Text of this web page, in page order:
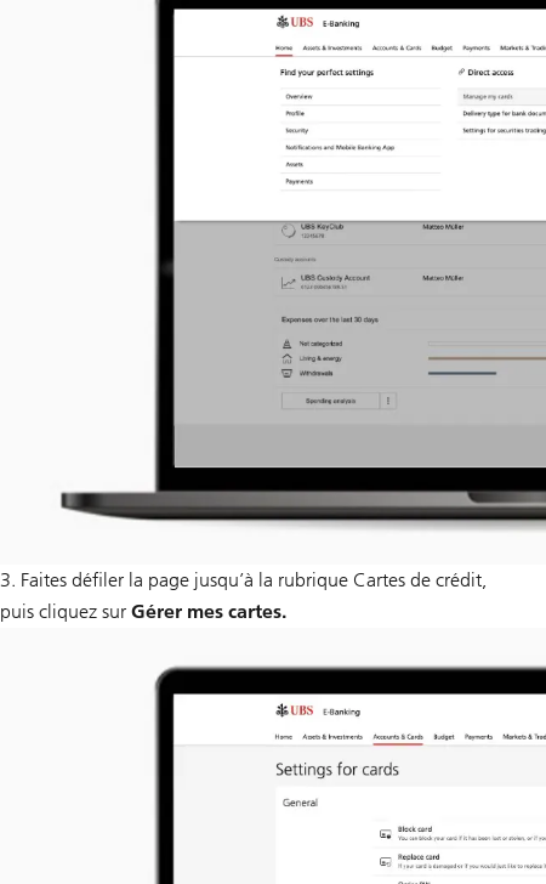
3. Faites défiler la page jusqu’à la rubrique Cartes de crédit,
puis cliquez sur Gérer mes cartes.